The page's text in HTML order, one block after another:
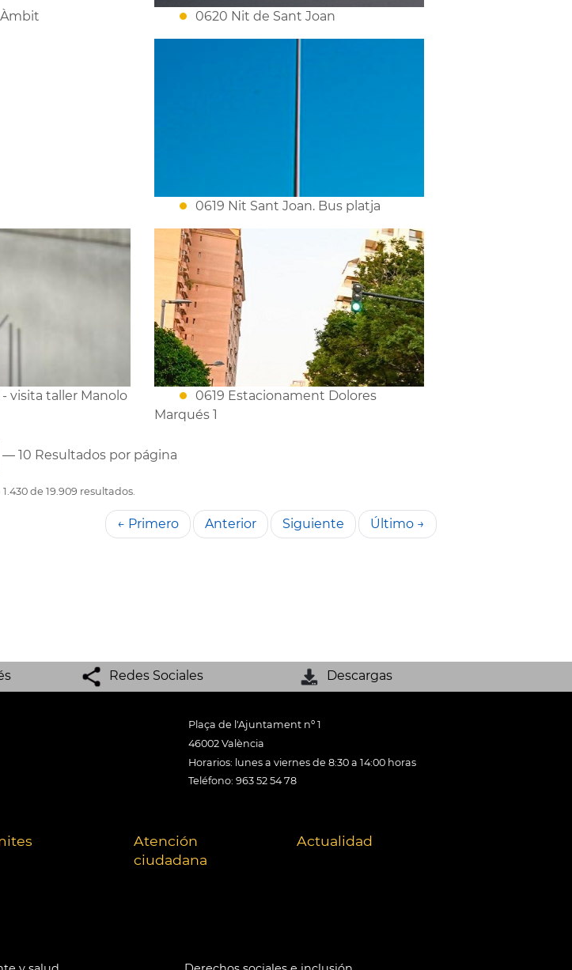
0620 Nit de Sant Joan
0619 Nit Sant Joan. Bus platja
- visita taller Manolo
0619 Estacionament Dolores
Marqués 1
— 10 Resultados por página
de 19.909 resultados.
← Primero Anterior Siguiente Último →
Redes Sociales Descargas
Plaça de l'Ajuntament nº 1
46002 València
Horarios: lunes a viernes de 8:30 a 14:00 horas
Teléfono: 963 52 54 78
Atención
ciudadana
Actualidad